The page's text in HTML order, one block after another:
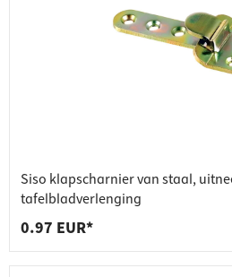
Siso klapscharnier van staal,
tafelbladverlenging
0.97 EUR*